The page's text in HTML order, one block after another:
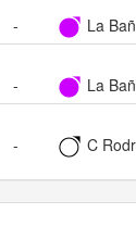
- La
- La
- C